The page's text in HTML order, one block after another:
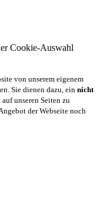
Cookie-Auswahl
von unserem eigenem
Sie dienen dazu, ein nicht
unseren Seiten zu
der Webseite noch